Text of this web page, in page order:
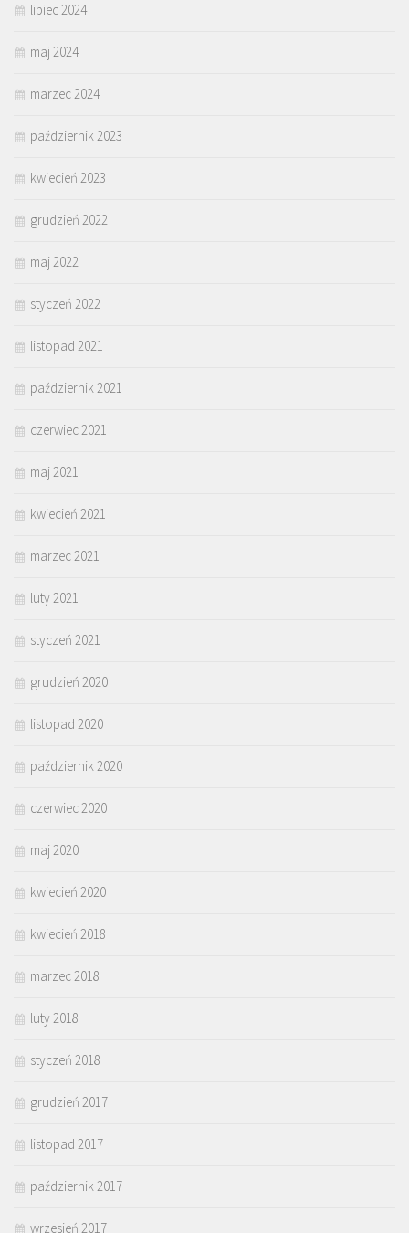
lipiec 2024
maj 2024
marzec 2024
październik 2023
kwiecień 2023
grudzień 2022
maj 2022
styczeń 2022
listopad 2021
październik 2021
czerwiec 2021
maj 2021
kwiecień 2021
marzec 2021
luty 2021
styczeń 2021
grudzień 2020
listopad 2020
październik 2020
czerwiec 2020
maj 2020
kwiecień 2020
kwiecień 2018
marzec 2018
luty 2018
styczeń 2018
grudzień 2017
listopad 2017
październik 2017
wrzesień 2017